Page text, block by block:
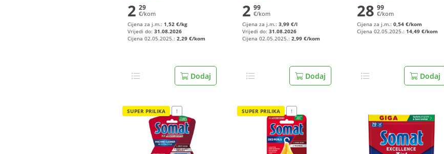
2 29
€/kom
Cijena za j.m.: 1,52 €/kg
Vrijedi do: 31.08.2026
Cijena 02.05.2025.: 2,29 €/kom
Dodaj
2 99
€/kom
Cijena za j.m.: 3,99 €/l
Vrijedi do: 31.08.2026
Cijena 02.05.2025.: 2,99 €/kom
Dodaj
28 99
€/kom
Cijena za j.m.: 0,54 €/kom
Cijena 02.05.2025.: 14,49 €/kom
Dodaj
SUPER PRILIKA ! SUPER PRILIKA !